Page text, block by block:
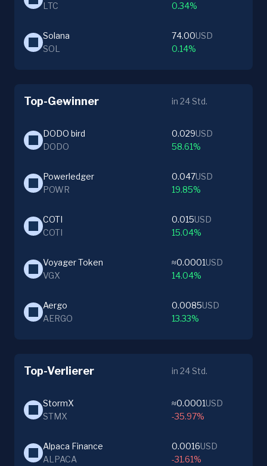
LTC
0.34%
Solana
SOL
74.00USD
0.14%
Top-Gewinner in 24 Std.
DODO bird
DODO
0.029USD
58.61%
Powerledger
POWR
0.047USD
19.85%
COTI
COTI
0.015USD
15.04%
Voyager Token
VGX
≈0.0001USD
14.04%
Aergo
AERGO
0.0085USD
13.33%
Top-Verlierer in 24 Std.
StormX
STMX
≈0.0001USD
-35.97%
Alpaca Finance
ALPACA
0.0016USD
-31.61%